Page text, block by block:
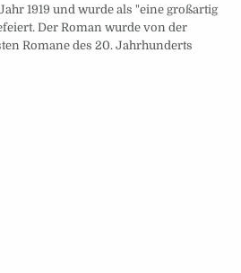
1919 und wurde als "eine großartig
Der Roman wurde von der
Romane des 20. Jahrhunderts